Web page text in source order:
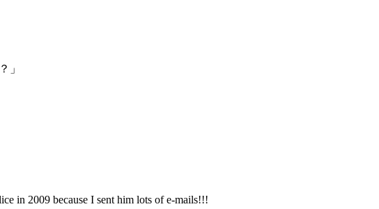
」
in 2009 because I sent him lots of e-mails!!!